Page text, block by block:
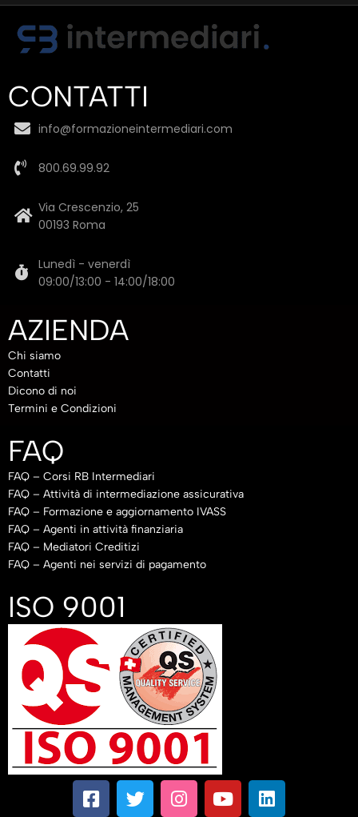
CONTATTI
info@formazioneintermediari.com
800.69.99.92
Via Crescenzio, 25
00193 Roma
Lunedì - venerdì
09:00/13:00 - 14:00/18:00
AZIENDA
Chi siamo
Contatti
Dicono di noi
Termini e Condizioni
FAQ
FAQ – Corsi RB Intermediari
FAQ – Attività di intermediazione assicurativa
FAQ – Formazione e aggiornamento IVASS
FAQ – Agenti in attività finanziaria
FAQ – Mediatori Creditizi
FAQ – Agenti nei servizi di pagamento
ISO 9001